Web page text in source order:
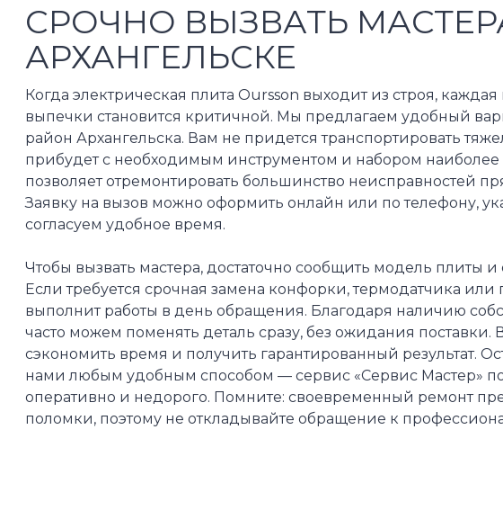
СРОЧНО ВЫЗВАТЬ
АРХАНГЕЛЬСКЕ
Когда электрическая плита Oursson выходит из строя,
выпечки становится критичной. Мы предлагаем удобный
район Архангельска. Вам не придется транспортировать
прибудет с необходимым инструментом и набором наиболее
позволяет отремонтировать большинство неисправностей
Заявку на вызов можно оформить онлайн или по телефону,
согласуем удобное время.
Чтобы вызвать мастера, достаточно сообщить модель плиты
Если требуется срочная замена конфорки, термодатчика
выполнит работы в день обращения. Благодаря наличию
часто можем поменять деталь сразу, без ожидания поставки.
сэкономить время и получить гарантированный результат.
нами любым удобным способом — сервис «Сервис Мастер»
оперативно и недорого. Помните: своевременный ремонт
поломки, поэтому не откладывайте обращение к